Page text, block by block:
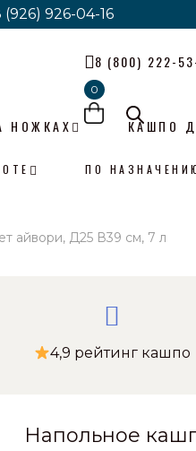
(926) 926-04-16
(926) 926-04-16
8 (800) 222-
0
НОЖКАХ КАШПО
ПО
айвори, Д25 В39 см, 7 л
4,9 рейтинг кашпо
Напольное